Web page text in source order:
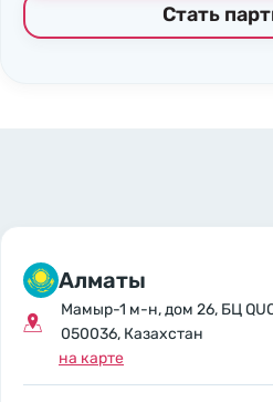
Стать
Алматы
Мамыр-1 м-н, дом 26, БЦ
050036, Казахстан
на карте